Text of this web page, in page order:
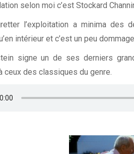
selon moi c’est Stockard
l’exploitation a minima des
intérieur et c’est un peu
signe un de ses derniers
ceux des classiques du genre.